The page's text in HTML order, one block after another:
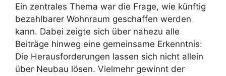
Ein zentrales Thema war die Frage, wie künftig
bezahlbarer Wohnraum geschaffen werden
kann. Dabei zeigte sich über nahezu alle
Beiträge hinweg eine gemeinsame Erkenntnis:
Die Herausforderungen lassen sich nicht allein
über Neubau lösen. Vielmehr gewinnt der